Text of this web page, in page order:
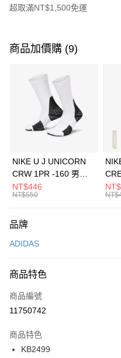
超取滿NT$1,500免運
信用卡一次付款
3 期 0 利率 每期
合作金庫商業銀行
華南商業銀行
上海商業儲蓄銀行
元大商業銀行
台灣樂天信用卡公司
Apple Pay
全盈+PAY
AFTEE先享後付
【關於「AFTEE先享後付」】
便利好安心！
３．安心：先確認商品／服務後，
【「AFTEE先享後付」結帳流程】
１．於結帳方式選擇「AFTEE先
２．訂單成立數日內，您將收到繳
３．收到繳費通知簡訊後14天內
ATM／網路銀行／等多元方式進行
運送方式
每筆NT$100，滿NT$1,500(含
宅配
每筆NT$100，滿NT$1,500(含
付款後門市自取
每筆NT$100，滿NT$1,500(含
商品加價購 (9)
NIKE U J UNICORN
CRW 1PR -160 男女
中統襪 FZ3393100
NT$446
NT$550
品牌
ADIDAS
商品特色
商品編號
11750742
商品特色
KB2499